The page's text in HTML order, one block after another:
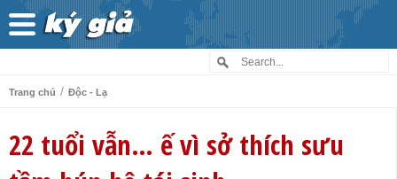
Trang chủ / Độc - Lạ
22 tuổi vẫn… ế vì sở thích sưu